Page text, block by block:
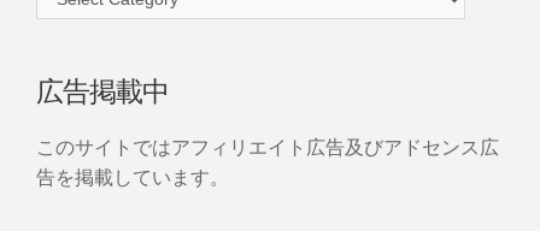
広告掲載中
このサイトではアフィリエイト広告及びアドセンス広
告を掲載しています。